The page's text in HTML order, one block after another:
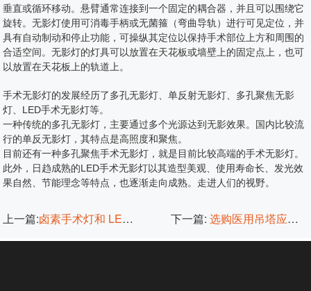
垂直或循环移动。悬臂通常连接到一个固定的耦合器，并且可以围绕它
旋转。无影灯使用可消毒手柄或无菌箍（弯曲导轨）进行可见定位，并
具有自动制动和停止功能，可操纵其定位以保持手术部位上方和周围的
合适空间。无影灯的灯具可以放置在天花板或墙壁上的固定点上，也可
以放置在天花板上的轨道上。
手术无影灯的发展经历了多孔无影灯、单反射无影灯、多孔聚焦无影
灯、LED手术无影灯等。
一种传统的多孔无影灯，主要通过多个光源达到无影效果。 国内比较流
行的单反无影灯，其特点是高照度和聚焦。
目前还有一种多孔聚焦手术无影灯，就是目前比较高端的手术无影灯。
此外，日趋成熟的LED手术无影灯以其造型美观、使用寿命长、发光效
果自然、节能理念等特点，也逐渐走向成熟。 走进人们的视野。
上一篇:卤素手术灯和 LED 手术灯的重要特性 下一篇: 选购医用吊塔应了解其组成部分